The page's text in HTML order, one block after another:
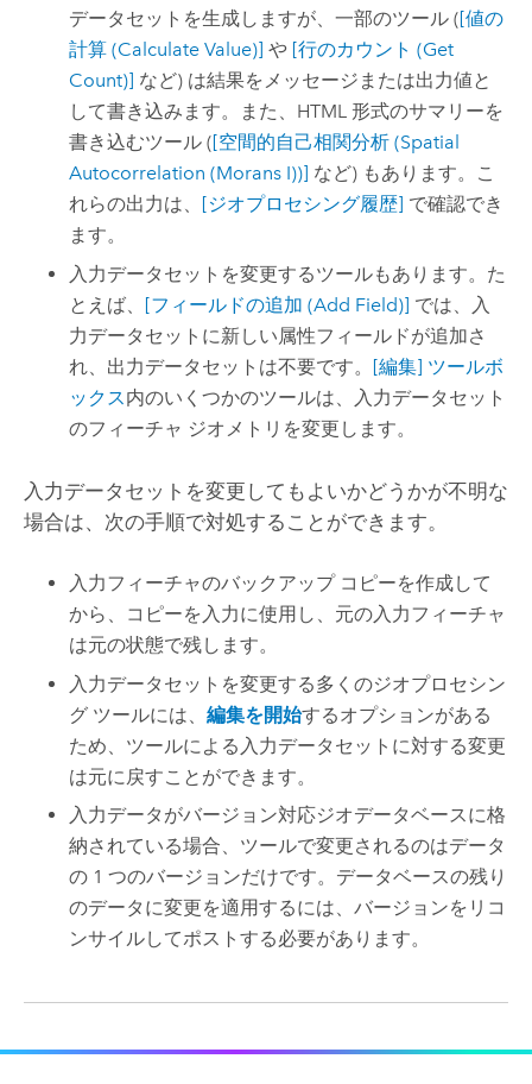
データセットを生成しますが、一部のツール ([値の
計算 (Calculate Value)] や [行のカウント (Get
Count)] など) は結果をメッセージまたは出力値と
して書き込みます。また、HTML 形式のサマリーを
書き込むツール ([空間的自己相関分析 (Spatial
Autocorrelation (Morans I))] など) もあります。こ
れらの出力は、 [ジオプロセシング履歴] で確認でき
ます。
入力データセットを変更するツールもあります。た
とえば、 [フィールドの追加 (Add Field)] では、入
力データセットに新しい属性フィールドが追加さ
れ、出力データセットは不要です。 [編集] ツールボ
ックス内のいくつかのツールは、入力データセット
のフィーチャ ジオメトリを変更します。
入力データセットを変更してもよいかどうかが不明な
場合は、次の手順で対処することができます。
入力フィーチャのバックアップ コピーを作成して
から、コピーを入力に使用し、元の入力フィーチャ
は元の状態で残します。
入力データセットを変更する多くのジオプロセシン
グ ツールには、編集を開始するオプションがある
ため、ツールによる入力データセットに対する変更
は元に戻すことができます。
入力データがバージョン対応ジオデータベースに格
納されている場合、ツールで変更されるのはデータ
の 1 つのバージョンだけです。データベースの残り
のデータに変更を適用するには、バージョンをリコ
ンサイルしてポストする必要があります。